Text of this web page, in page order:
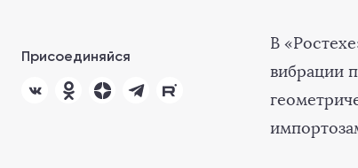
Присоединяйся
В
вибрации